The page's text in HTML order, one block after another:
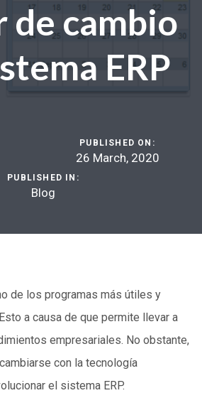
de cambio
ERP
PUBLISHED ON:
26 March, 2020
PUBLISHED IN:
Blog
de los programas más útiles y
a causa de que permite llevar a
empresariales. No obstante,
con la tecnología
el sistema ERP.